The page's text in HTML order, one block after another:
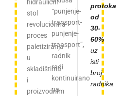
hidraulični
stol
revolucionira
proces
paletiziranja
u
skladištima
i
proizvodnim
“punjenje-
transport-
punjenje-
transport”,
radnik
radi
kontinuirano
na
protoka
od
30-
60%
uz
isti
broj
radnika.